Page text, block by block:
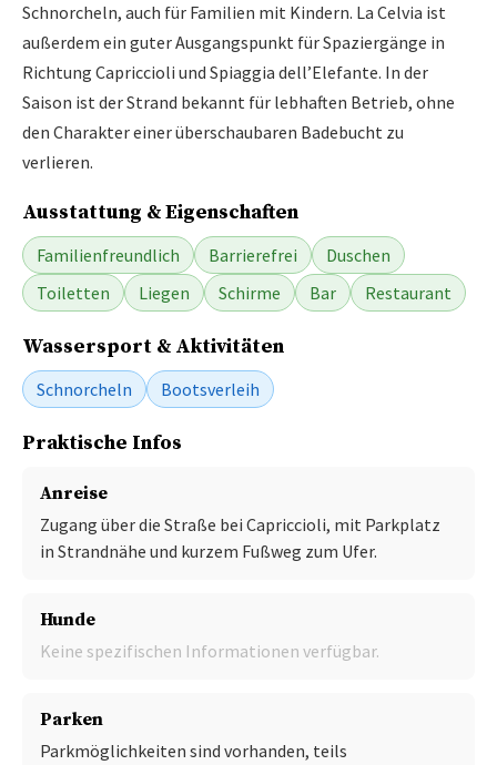
Schnorcheln, auch für Familien mit Kindern. La Celvia ist
außerdem ein guter Ausgangspunkt für Spaziergänge in
Richtung Capriccioli und Spiaggia dell’Elefante. In der
Saison ist der Strand bekannt für lebhaften Betrieb, ohne
den Charakter einer überschaubaren Badebucht zu
verlieren.
Ausstattung & Eigenschaften
Familienfreundlich Barrierefrei
Duschen
Toiletten
Liegen Schirme Bar Restaurant
Wassersport & Aktivitäten
Schnorcheln Bootsverleih
Praktische Infos
Anreise
Zugang über die Straße bei Capriccioli, mit Parkplatz
in Strandnähe und kurzem Fußweg zum Ufer.
Hunde
Keine spezifischen Informationen verfügbar.
Parken
Parkmöglichkeiten sind vorhanden, teils